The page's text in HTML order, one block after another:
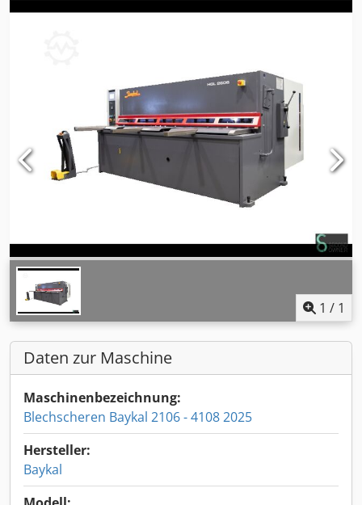
1 / 1
Daten zur Maschine
Maschinenbezeichnung:
Blechscheren Baykal 2106 - 4108 2025
Hersteller:
Baykal